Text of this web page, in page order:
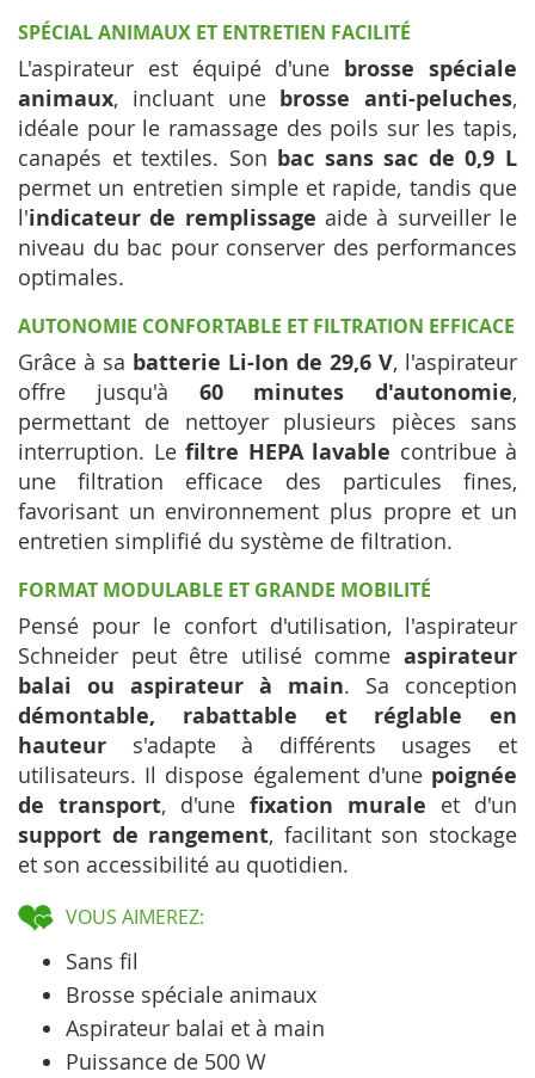
SPÉCIAL ANIMAUX ET ENTRETIEN FACILITÉ
L'aspirateur est équipé d'une brosse spéciale
animaux, incluant une brosse anti-peluches,
idéale pour le ramassage des poils sur les tapis,
canapés et textiles. Son bac sans sac de 0,9 L
permet un entretien simple et rapide, tandis que
l'indicateur de remplissage aide à surveiller le
niveau du bac pour conserver des performances
optimales.
AUTONOMIE CONFORTABLE ET FILTRATION EFFICACE
Grâce à sa batterie Li-Ion de 29,6 V, l'aspirateur
offre jusqu'à 60 minutes d'autonomie,
permettant de nettoyer plusieurs pièces sans
interruption. Le filtre HEPA lavable contribue à
une filtration efficace des particules fines,
favorisant un environnement plus propre et un
entretien simplifié du système de filtration.
FORMAT MODULABLE ET GRANDE MOBILITÉ
Pensé pour le confort d'utilisation, l'aspirateur
Schneider peut être utilisé comme aspirateur
balai ou aspirateur à main. Sa conception
démontable, rabattable et réglable en
hauteur s'adapte à différents usages et
utilisateurs. Il dispose également d'une poignée
de transport, d'une fixation murale et d'un
support de rangement, facilitant son stockage
et son accessibilité au quotidien.
VOUS AIMEREZ:
Sans fil
Brosse spéciale animaux
Aspirateur balai et à main
Puissance de 500 W